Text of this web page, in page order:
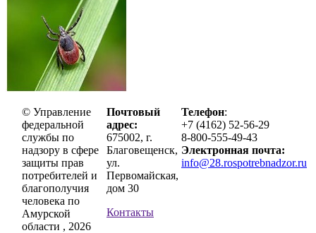
© Управление
федеральной
службы по
надзору в сфере
защиты прав
потребителей и
благополучия
человека по
Амурской
области , 2026
Почтовый
адрес:
675002, г.
Благовещенск,
ул.
Первомайская,
дом 30
Контакты
Телефон:
+7 (4162) 52-56-29
8-800-555-49-43
Электронная почта:
info@28.rospotrebnadzor.ru